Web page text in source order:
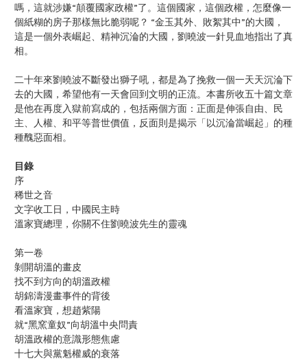
嗎，這就涉嫌“顛覆國家政權”了。這個國家，這個政權，怎麼像一
個紙糊的房子那樣無比脆弱呢？ “金玉其外、敗絮其中”的大國，
這是一個外表崛起、精神沉淪的大國，劉曉波一針見血地指出了真
相。
二十年來劉曉波不斷發出獅子吼，都是為了挽救一個一天天沉淪下
去的大國，希望他有一天會回到文明的正流。本書所收五十篇文章
是他在再度入獄前寫成的，包括兩個方面：正面是伸張自由、民
主、人權、和平等普世價值，反面則是揭示「以沉淪當崛起」的種
種醜惡面相。
目錄
序
稀世之音
文字收工日，中國民主時
溫家寶總理，你關不住劉曉波先生的靈魂
第一卷
剝開胡溫的畫皮
找不到方向的胡溫政權
胡錦濤漫畫事件的背後
看溫家寶，想趙紫陽
就“黑窯童奴”向胡溫中央問責
胡溫政權的意識形態焦慮
十七大與黨魁權威的衰落